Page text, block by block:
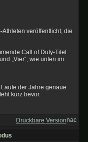
veröffentlicht, die
Call of Duty-Titel
„Vier“, wie unten im
der Jahre genaue
kurz bevor.
Druckbare Version